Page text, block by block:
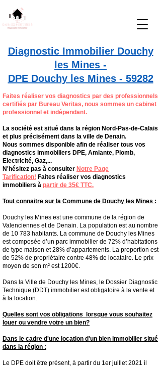
Diagnostic Immobilier Douchy
les Mines -
DPE Douchy les Mines - 59282
Faites réaliser vos diagnostics par des professionnels
certifiés par Bureau Veritas, nous sommes un cabinet
professionnel et indépendant.
La société est situé dans la région Nord-Pas-de-Calais
et plus précisément dans la ville de Denain.
Nous sommes disponible afin de réaliser tous vos
diagnostics immobiliers DPE, Amiante, Plomb,
Electricité, Gaz,...
N'hésitez pas à consulter Notre Page
Tarification! Faites réaliser vos diagnostics
immobiliers à partir de 35€ TTC.
Tout connaitre sur la Commune de Douchy les Mines :
Douchy les Mines est une commune de la région de
Valenciennes et de Denain. La population est au nombre
de 10 783 habitants. La commune de Douchy les Mines
est composée d’un parc immobilier de 72% d’habitations
de type maison et 28% d’appartements. La proportion est
de 52% de propriétaire contre 48% de locataire. Le prix
moyen de son m² est 1200€.
Dans la Ville de Douchy les Mines, le Dossier Diagnostic
Technique (DDT) immobilier est obligatoire à la vente et
à la location.
Quelles sont vos obligations lorsque vous souhaitez
louer ou vendre votre un bien?
Dans le cadre d'une location d'un bien immobilier situé
dans la région :
Le DPE doit être présent, à partir du 1er juillet 2021 il